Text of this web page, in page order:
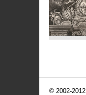
© 2002-2012